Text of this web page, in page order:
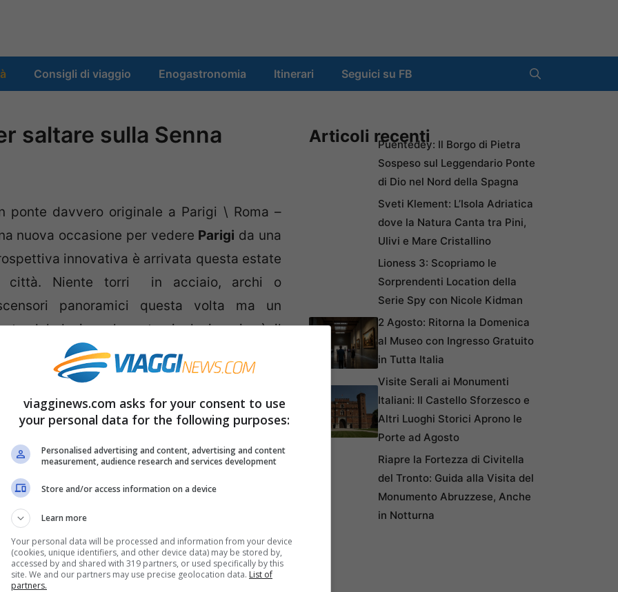
Consigli di viaggio Enogastronomia Itinerari Seguici su FB
saltare sulla Senna
ponte davvero originale a Parigi \ Roma –
nuova occasione per vedere Parigi da una
innovativa è arrivata questa estate
città. Niente torri in acciaio, archi o
panoramici questa volta ma un
dal design alquanto rivoluzionario: è il
dello studio AZC che si è aggiudicata
vittoria del concorsoBridge in Parised è
Sennacon vista sullaTorre Eiffel.
Be’ basterà dire che intanto non è stato
per saltellare sospesi sull’acqua: si tratta
con tanto di fondo in rete per rimbalzare a
Parigi.
occhi l’opera che ha cambiato il volto di
Articoli recentiPuentedey: Il Borgo di Pietra
Sospeso sul Leggendario Ponte
di Dio nel Nord della Spagna
Sveti Klement: L’Isola Adriatica
dove la Natura Canta tra Pini,
Ulivi e Mare Cristallino
Lioness 3: Scopriamo le
Sorprendenti Location della
Serie Spy con Nicole Kidman
2 Agosto: Ritorna la Domenica
al Museo con Ingresso Gratuito
in Tutta Italia
Visite Serali ai Monumenti
Italiani: Il Castello Sforzesco e
Altri Luoghi Storici Aprono le
Porte ad Agosto
Riapre la Fortezza di Civitella
del Tronto: Guida alla Visita del
Monumento Abruzzese, Anche
in Notturna
viagginews.com asks for your consent to use
your personal data for the following purposes:
Personalised advertising and content, advertising and content
measurement, audience research and services development
Store and/or access information on a device
Learn more
Your personal data will be processed and information from your device
(cookies, unique identifiers, and other device data) may be stored by,
accessed by and shared with 319 partners, or used specifically by this
site. We and our partners may use precise geolocation data. List of
partners.